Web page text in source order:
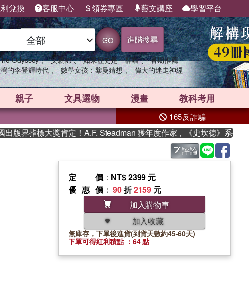
兌換 客服中心 領券專區 藝文講座 學習平台
GO 進階搜尋
Odyssey 、 父親節 、 如果歷史是一群喵 、 暑期推薦
的李登輝時代 、 數學女孩：黎曼猜想 、 偉大的迷走神經
親子 文具選物 漫畫 教科考用
165反詐騙
界指標大獎肯定！A.F. Steadman 獲年度作家，《史坎德》系列帶你踏
評論
定價 ：NT$ 2399 元
優惠價 ： 90折2159 元
加入購物車
加入收藏
無庫存，下單後進貨(到貨天數約45-60天)
下單可得紅利積點 ：64 點